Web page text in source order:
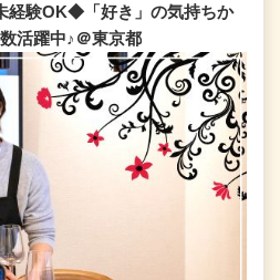
経験OK◆「好き」の気持ちか
活躍中♪＠東京都